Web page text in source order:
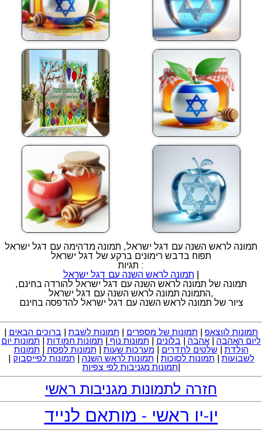
תמונה לראש השנה עם דגל ישראל, תמונה מדהימה עם דגל ישראל
תפוח בדבש רימונים ברקע של דגל ישראל
תגיות :
תמונה לראש השנה עם דגל ישראל|
תמונה של תמונה לראש השנה עם דגל ישראל להורדה בחינם,
התמונה תמונה לראש השנה עם דגל ישראל,
ציור של תמונה לראש השנה עם דגל ישראל להדפסה בחינם
תמונות לווצאפ | תמונות של מספרים | תמונות לשבת | ברוכים הבאים |
ליום האהבה | אהבה | בלונים | תמונות נוף | תמונות חמודות | תמונות יום
הולדת |שלטים לחדרים | מערכות שעות | תמונות לפסח | תמונות
לשבועות | תמונות לסוכות | תמונות לראש השנה | תמונות לפייסבוק |
תמונות מגניבות לפי צפיות|
חזרה לתמונות מגניבות ראשי
יו-יו ראשי - מותאם לנייד